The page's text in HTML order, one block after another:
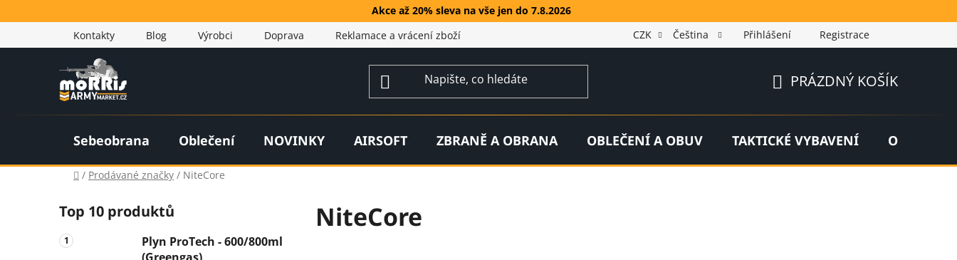
na
Akce až 20% sleva na vše jen do 7.8.2026
Kontakty
Blog Výrobci Doprava Reklamace a vrácení zboží CZK Čeština Přihlášení Registrace
KOŠÍK
PRÁZDNÝ KOŠÍK
Sebeobrana Oblečení NOVINKY AIRSOFT ZBRANĚ A OBRANA OBLEČENÍ A OBUV TAKTICKÉ VYBAVENÍ OUTDOOR
Domů
/ Prodávané značky / NiteCore
o
s
t
Top 10 produktů
Plyn ProTech - 600/800ml
(Greengas)
NiteCore